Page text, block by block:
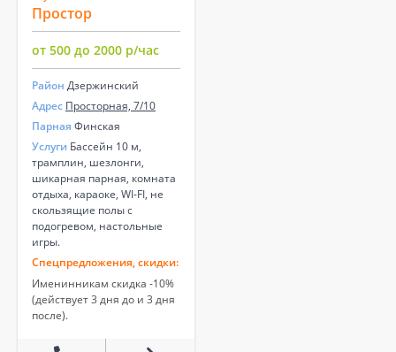
Простор
от 500 до 2000 р/час
Район Дзержинский
Адрес Просторная, 7/10
Парная Финская
Услуги Бассейн 10 м,
трамплин, шезлонги,
шикарная парная, комната
отдыха, караоке, WI-FI, не
скользящие полы с
подогревом, настольные
игры.
Спецпредложения, скидки:
Именинникам скидка -10%
(действует 3 дня до и 3 дня
после).